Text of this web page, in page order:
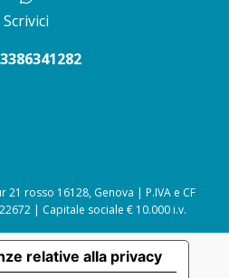
Scrivici
21 rosso 16128, Genova | P.IVA e CF
| Capitale sociale € 10.000 i.v.
relative alla privacy